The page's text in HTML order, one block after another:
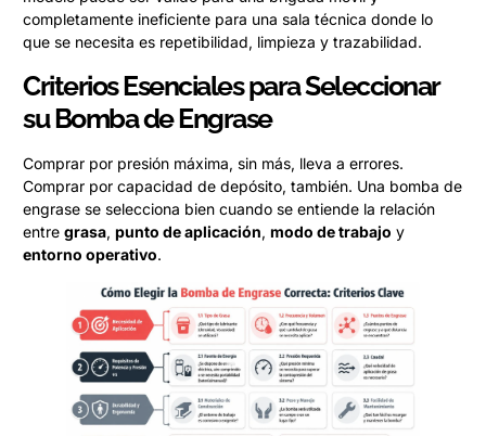
completamente ineficiente para una sala técnica donde lo
que se necesita es repetibilidad, limpieza y trazabilidad.
Criterios Esenciales para Seleccionar
su Bomba de Engrase
Comprar por presión máxima, sin más, lleva a errores.
Comprar por capacidad de depósito, también. Una bomba de
engrase se selecciona bien cuando se entiende la relación
entre grasa, punto de aplicación, modo de trabajo y
entorno operativo.